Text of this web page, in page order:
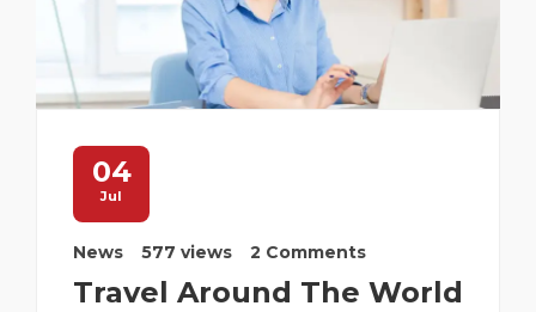
04
Jul
News 577 views 2 Comments
Travel Around The World